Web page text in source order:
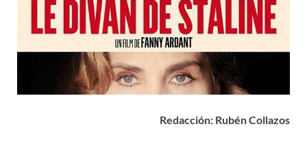
Redacción: Rubén Collazos